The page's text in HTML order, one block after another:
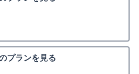
プランを見る